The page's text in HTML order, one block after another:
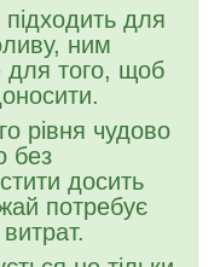
для
ним
того, щоб
рівня чудово
без
досить
потребує